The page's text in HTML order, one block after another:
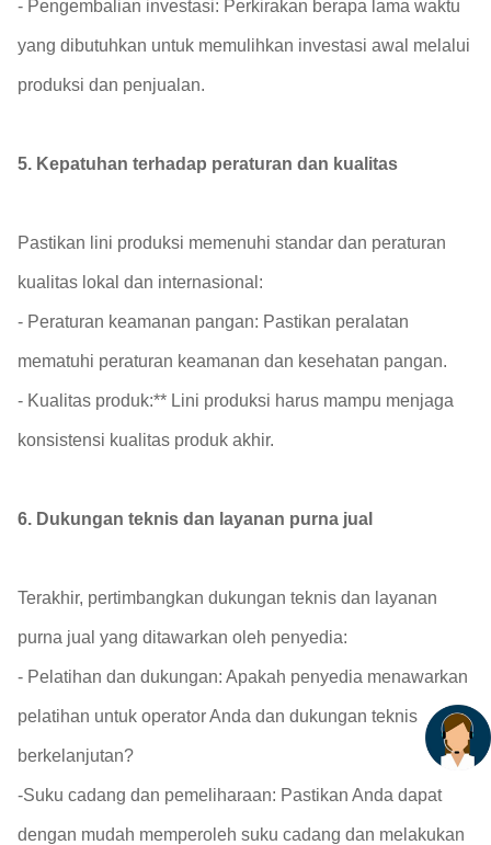
- Pengembalian investasi: Perkirakan berapa lama waktu
yang dibutuhkan untuk memulihkan investasi awal melalui
produksi dan penjualan.
5. Kepatuhan terhadap peraturan dan kualitas
Pastikan lini produksi memenuhi standar dan peraturan
kualitas lokal dan internasional:
- Peraturan keamanan pangan: Pastikan peralatan
mematuhi peraturan keamanan dan kesehatan pangan.
- Kualitas produk:** Lini produksi harus mampu menjaga
konsistensi kualitas produk akhir.
6. Dukungan teknis dan layanan purna jual
Terakhir, pertimbangkan dukungan teknis dan layanan
purna jual yang ditawarkan oleh penyedia:
- Pelatihan dan dukungan: Apakah penyedia menawarkan
pelatihan untuk operator Anda dan dukungan teknis
berkelanjutan?
-Suku cadang dan pemeliharaan: Pastikan Anda dapat
dengan mudah memperoleh suku cadang dan melakukan